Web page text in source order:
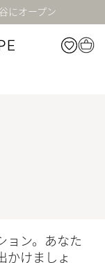
にオープン
ョン。あなた
かけましょ